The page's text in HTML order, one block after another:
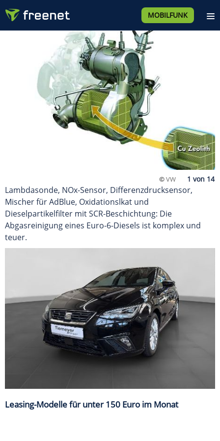
MOBILFUNK
©VW
Lambdasonde, NOx-Sensor, Differenzdrucksensor,
Mischer für AdBlue, Oxidationslkat und
Dieselpartikelfilter mit SCR-Beschichtung: Die
Abgasreinigung eines Euro-6-Diesels ist komplex und
teuer.
Leasing-Modelle für unter 150 Euro im Monat